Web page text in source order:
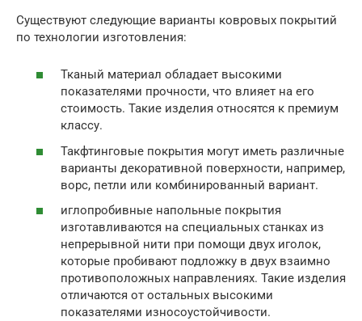
Существуют следующие варианты ковровых покрытий
по технологии изготовления:
Тканый материал обладает высокими
показателями прочности, что влияет на его
стоимость. Такие изделия относятся к премиум
классу.
Такфтинговые покрытия могут иметь различные
варианты декоративной поверхности, например,
ворс, петли или комбинированный вариант.
иглопробивные напольные покрытия
изготавливаются на специальных станках из
непрерывной нити при помощи двух иголок,
которые пробивают подложку в двух взаимно
противоположных направлениях. Такие изделия
отличаются от остальных высокими
показателями износоустойчивости.